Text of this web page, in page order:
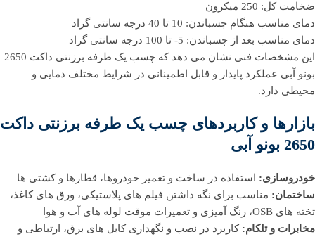
ضخامت کل: 250 میکرون
دمای مناسب هنگام چسباندن: 10 تا 40 درجه سانتی گراد
دمای مناسب بعد از چسباندن: 5- تا 100 درجه سانتی گراد
این مشخصات فنی نشان می دهد که چسب یک طرفه برزنتی داکت 2650
بونو آبی عملکرد پایدار و قابل اطمینانی در شرایط مختلف دمایی و
محیطی دارد.
بازارها و کاربردهای چسب یک طرفه برزنتی داکت
2650 بونو آبی
خودروسازی: استفاده در ساخت و تعمیر خودروها، قطارها و کشتی ها
ساختمان: مناسب برای نگه داشتن فیلم های پلاستیکی، ورق های کاغذ،
تخته های OSB، رنگ آمیزی و تعمیرات موقت لوله های آب و هوا
مخابرات و تلکام: کاربرد در نصب و نگهداری کابل های برق، ارتباطی و